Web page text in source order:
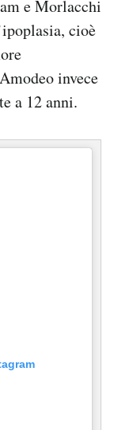
e Morlacchi
cioè
invece
a 12 anni.